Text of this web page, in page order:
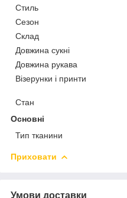
Стиль
Сезон
Склад
Довжина сукні
Довжина рукава
Візерунки і принти
Стан
Основні
Тип тканини
Приховати
Умови доставки